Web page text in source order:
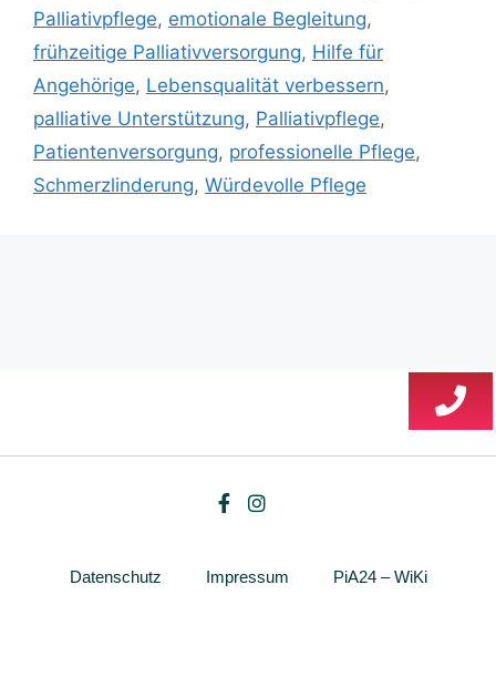
Palliativpflege, emotionale Begleitung,
frühzeitige Palliativversorgung, Hilfe für
Angehörige, Lebensqualität verbessern,
palliative Unterstützung, Palliativpflege,
Patientenversorgung, professionelle Pflege,
Schmerzlinderung, Würdevolle Pflege
Datenschutz Impressum PiA24 – WiKi